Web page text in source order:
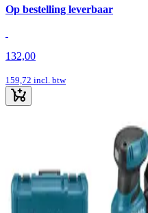
Op bestelling leverbaar
132,00
159,72 incl. btw